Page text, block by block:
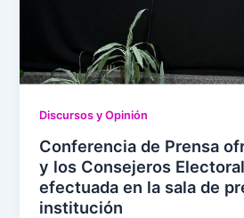
Discursos y Opinión
Conferencia de Prensa
y los Consejeros
efectuada en la sala de
institución